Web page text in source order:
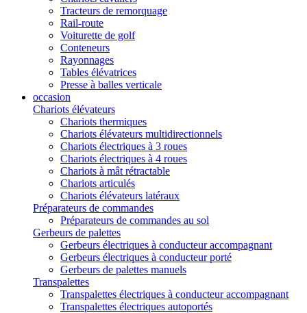
Tracteurs de remorquage
Rail-route
Voiturette de golf
Conteneurs
Rayonnages
Tables élévatrices
Presse à balles verticale
occasion
Chariots élévateurs
Chariots thermiques
Chariots élévateurs multidirectionnels
Chariots électriques à 3 roues
Chariots électriques à 4 roues
Chariots à mât rétractable
Chariots articulés
Chariots élévateurs latéraux
Préparateurs de commandes
Préparateurs de commandes au sol
Gerbeurs de palettes
Gerbeurs électriques à conducteur accompagnant
Gerbeurs électriques à conducteur porté
Gerbeurs de palettes manuels
Transpalettes
Transpalettes électriques à conducteur accompagnant
Transpalettes électriques autoportés